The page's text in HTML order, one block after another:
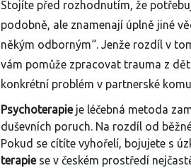
Stojíte před rozhodnutím, že
podobně, ale znamenají úplně jiné
někým odborným“. Jenže rozdíl v
vám pomůže zpracovat trauma z
konkrétní problém v partnerské
Psychoterapieje léčebná metoda
duševních poruch. Na rozdíl od
Pokud se cítíte vyhořelí, bojujete s
terapiese v českém prostředí